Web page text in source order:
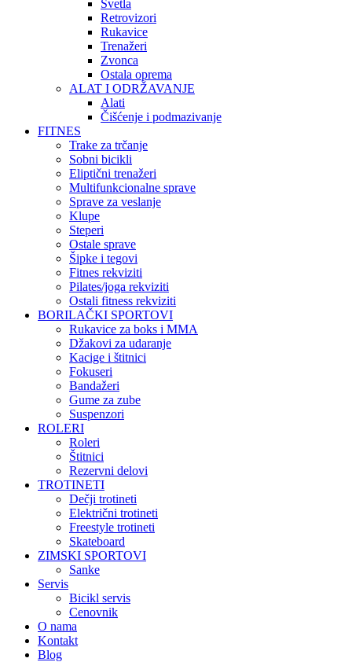
Svetla
Retrovizori
Rukavice
Trenažeri
Zvonca
Ostala oprema
ALAT I ODRŽAVANJE
Alati
Čišćenje i podmazivanje
FITNES
Trake za trčanje
Sobni bicikli
Eliptični trenažeri
Multifunkcionalne sprave
Sprave za veslanje
Klupe
Steperi
Ostale sprave
Šipke i tegovi
Fitnes rekviziti
Pilates/joga rekviziti
Ostali fitness rekviziti
BORILAČKI SPORTOVI
Rukavice za boks i MMA
Džakovi za udaranje
Kacige i štitnici
Fokuseri
Bandažeri
Gume za zube
Suspenzori
ROLERI
Roleri
Štitnici
Rezervni delovi
TROTINETI
Dečji trotineti
Električni trotineti
Freestyle trotineti
Skateboard
ZIMSKI SPORTOVI
Sanke
Servis
Bicikl servis
Cenovnik
O nama
Kontakt
Blog